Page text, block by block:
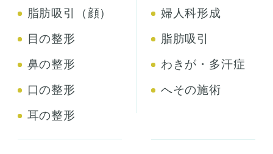
脂肪吸引（顔）
目の整形
鼻の整形
口の整形
耳の整形
婦人科形成
脂肪吸引
わきが・多汗症
へその施術